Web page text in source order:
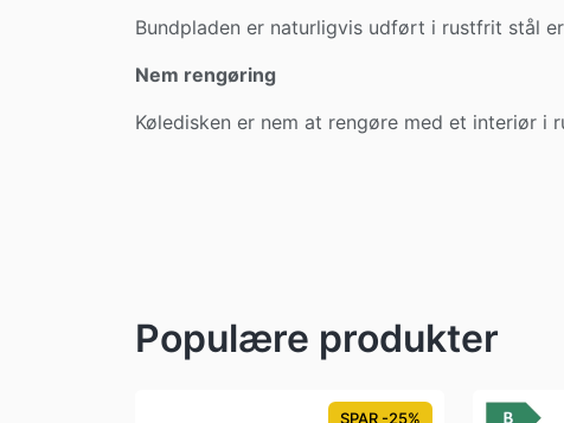
Bundpladen er naturligvis udført i rustfrit stål
Nem rengøring
Køledisken er nem at rengøre med et interiør
Populære produkter
SPAR -25%